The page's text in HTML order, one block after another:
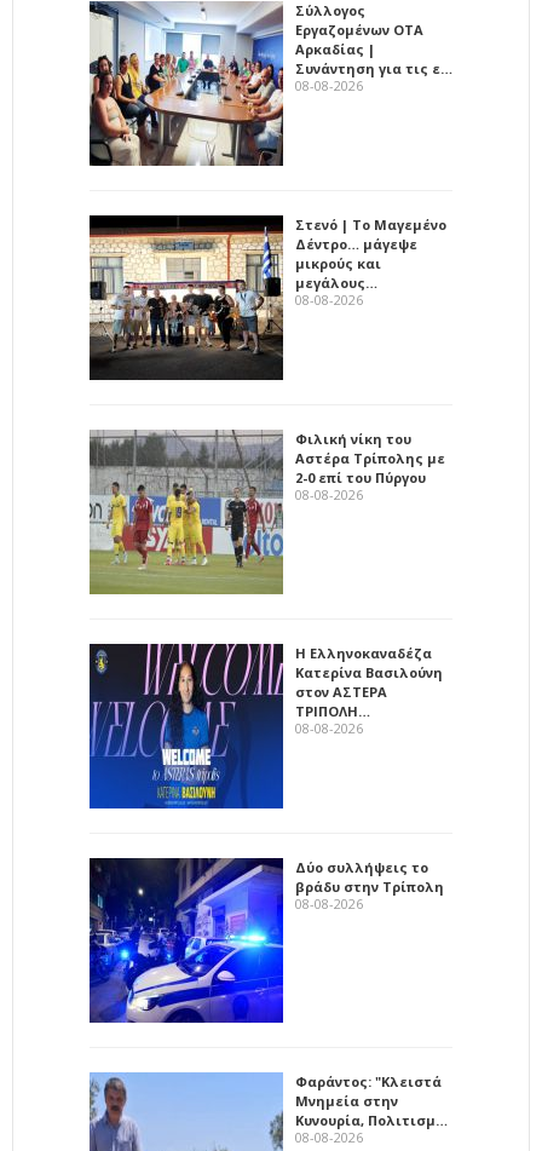
Σύλλογος
Εργαζομένων ΟΤΑ
Αρκαδίας |
Συνάντηση για τις ε…
08-08-2026
Στενό | Το Μαγεμένο
Δέντρο… μάγεψε
μικρούς και
μεγάλους…
08-08-2026
Φιλική νίκη του
Αστέρα Τρίπολης με
2-0 επί του Πύργου
08-08-2026
Η Ελληνοκαναδέζα
Κατερίνα Βασιλούνη
στον ΑΣΤΕΡΑ
ΤΡΙΠΟΛΗ…
08-08-2026
Δύο συλλήψεις το
βράδυ στην Τρίπολη
08-08-2026
Φαράντος: "Κλειστά
Μνημεία στην
Κυνουρία, Πολιτισμ…
08-08-2026